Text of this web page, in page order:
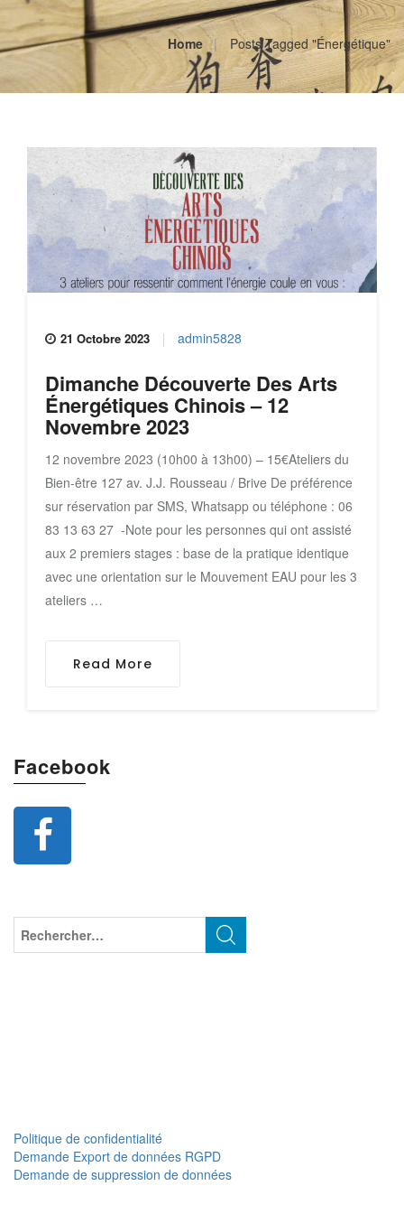
Home Posts Tagged "énergétique"
21 Octobre 2023 admin5828
Dimanche Découverte Des Arts
Énergétiques Chinois – 12
Novembre 2023
12 novembre 2023 (10h00 à 13h00) – 15€Ateliers du
Bien-être 127 av. J.J. Rousseau / Brive De préférence
sur réservation par SMS, Whatsapp ou téléphone : 06
83 13 63 27 -Note pour les personnes qui ont assisté
aux 2 premiers stages : base de la pratique identique
avec une orientation sur le Mouvement EAU pour les 3
ateliers …
Read More
Facebook
Politique de confidentialité
Demande Export de données RGPD
Demande de suppression de données